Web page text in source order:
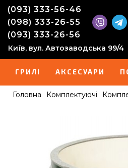
(093) 333-56-46
(098) 333-26-55
(093) 333-26-56
Київ, вул. Автозаводська 99/4
ГРИЛІ АКСЕСУАРИ
Головна Комплектуючі